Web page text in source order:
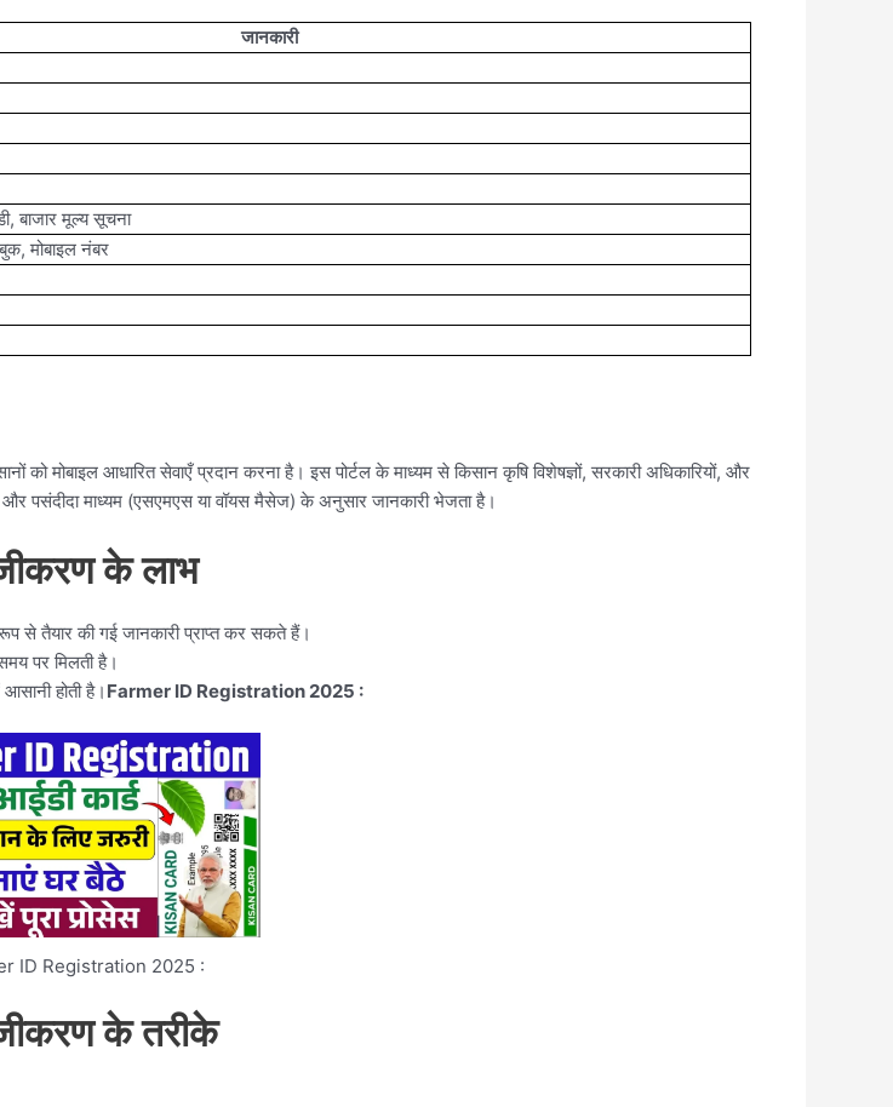
जानकारी
बाजार मूल्य सूचना
मोबाइल नंबर
को मोबाइल आधारित सेवाएँ प्रदान करना है। इस पोर्टल के माध्यम से किसान कृषि विशेषज्ञों, सरकारी अधिकारियों, और
और पसंदीदा माध्यम (एसएमएस या वॉयस मैसेज) के अनुसार जानकारी भेजता है।
के लाभ
से तैयार की गई जानकारी प्राप्त कर सकते हैं।
पर मिलती है।
होती है। Farmer ID Registration 2025 :
ID Registration 2025 :
के तरीके